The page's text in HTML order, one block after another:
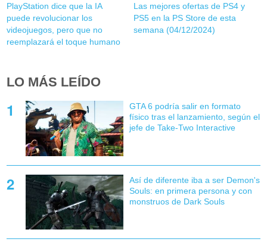
PlayStation dice que la IA
puede revolucionar los
videojuegos, pero que no
reemplazará el toque humano
Las mejores ofertas de PS4 y
PS5 en la PS Store de esta
semana (04/12/2024)
LO MÁS LEÍDO
GTA 6 podría salir en formato
físico tras el lanzamiento, según el
jefe de Take-Two Interactive
Así de diferente iba a ser Demon's
Souls: en primera persona y con
monstruos de Dark Souls